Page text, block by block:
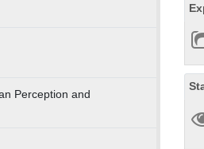
Perception and